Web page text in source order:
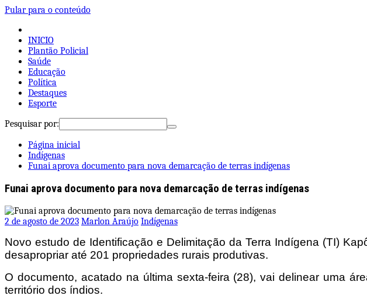
Pular para o conteúdo
INICIO
Plantão Policial
Saúde
Educação
Política
Destaques
Esporte
Pesquisar por:
Página inicial
Indígenas
Funai aprova documento para nova demarcação de terras indígenas
Funai aprova documento para nova demarcação de terras indígenas
2 de agosto de 2023 Marlon Araújo Indígenas
Novo estudo de Identificação e Delimitação da Terra Indígena (TI)
desapropriar até 201 propriedades rurais produtivas.
O documento, acatado na última sexta-feira (28), vai delinear uma
território dos índios.